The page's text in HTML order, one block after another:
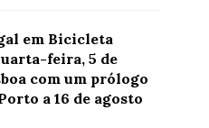
em Bicicleta
feira, 5 de
com um prólogo
a 16 de agosto